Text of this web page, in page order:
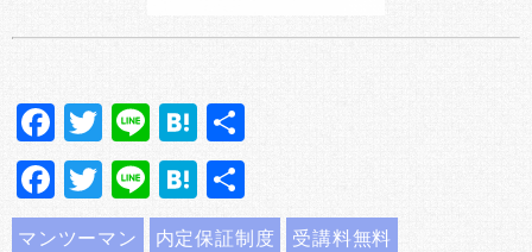
Facebook
Twitter
LineHatena
Facebook
Twitter
LineHatena
有
マンツーマン 内定保証制度
受講料無料